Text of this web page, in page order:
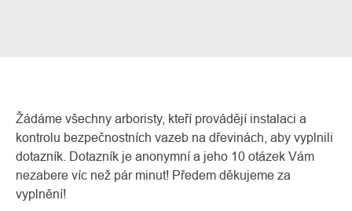
Žádáme všechny arboristy, kteří provádějí instalaci a
kontrolu bezpečnostních vazeb na dřevinách, aby vyplnili
dotazník. Dotazník je anonymní a jeho 10 otázek Vám
nezabere víc než pár minut! Předem děkujeme za
vyplnění!